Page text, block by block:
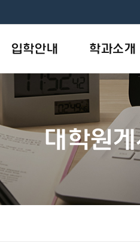
입학안내
입학상담
학과소개
사회복지학과
상담·임상심
AI융합기술학
음악학과 new
- 음악치료 트
대학원